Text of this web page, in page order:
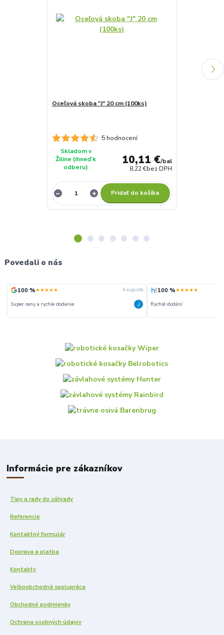
5 hodnocení
Oceľová skoba "J" 20 cm (100ks)
10,11 €/bal
8,22 €bez DPH
Skladom v
Žiline (ihneď k
odberu)
Pridať do košíka
Povedali o nás
100 %★★★★★ 4. augusta
Super ceny a rychle dodanie
100 %★★★★★
Rychlé dodání
Informácie pre zákazníkov
Tipy a rady do záhrady
Referencie
Kontaktný formulár
Doprava a platba
Kontakty
Veľkoobchodná spolupráca
Obchodné podmienky
Ochrana osobných údajov